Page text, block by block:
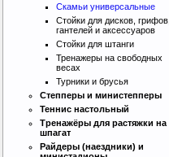
Скамьи универсальные
Стойки для дисков, грифов,
гантелей и аксессуаров
Стойки для штанги
Тренажеры на свободных
весах
Турники и брусья
Степперы и министепперы
Теннис настольный
Тренажёры для растяжки на
шпагат
Райдеры (наездники) и